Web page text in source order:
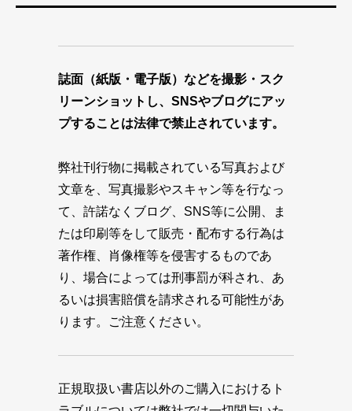
誌面（紙版・電子版）などを撮影・スク
リーンショットし、SNSやブログにアッ
プすることは法律で禁止されています。
弊社刊行物に掲載されている写真および
文章を、写真撮影やスキャン等を行なっ
て、許諾なくブログ、SNS等に公開、ま
たは印刷等をして販売・配布する行為は
著作権、肖像権等を侵害するものであ
り、場合によっては刑事罰が科され、あ
るいは損害賠償を請求される可能性があ
ります。ご注意ください。
正規取扱い書店以外のご購入におけるト